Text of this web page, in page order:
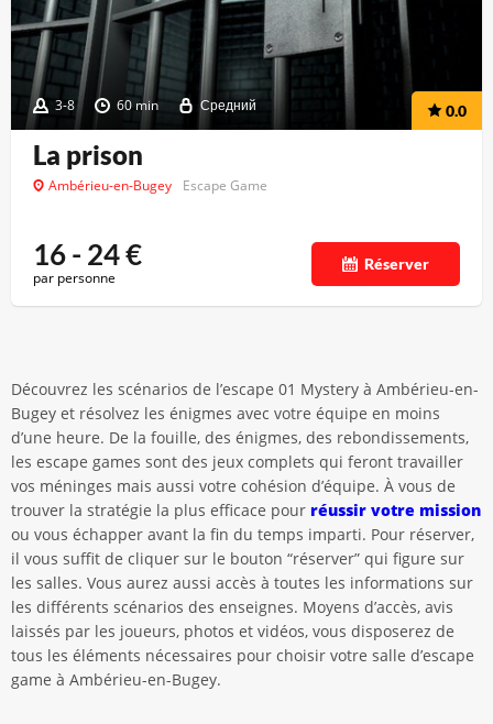
3-8 60 min Средний 0.0
La prison
Ambérieu-en-Bugey Escape Game
16 - 24€
par personne
Réserver
Découvrez les scénarios de l’escape 01 Mystery à Ambérieu-en-
Bugey et résolvez les énigmes avec votre équipe en moins
d’une heure. De la fouille, des énigmes, des rebondissements,
les escape games sont des jeux complets qui feront travailler
vos méninges mais aussi votre cohésion d’équipe. À vous de
trouver la stratégie la plus efficace pour réussir votre mission
ou vous échapper avant la fin du temps imparti. Pour réserver,
il vous suffit de cliquer sur le bouton “réserver” qui figure sur
les salles. Vous aurez aussi accès à toutes les informations sur
les différents scénarios des enseignes. Moyens d’accès, avis
laissés par les joueurs, photos et vidéos, vous disposerez de
tous les éléments nécessaires pour choisir votre salle d’escape
game à Ambérieu-en-Bugey.